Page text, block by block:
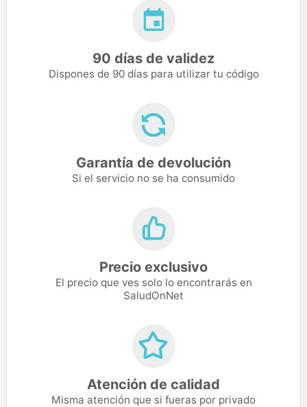
90 días de validez
Dispones de 90 días para utilizar tu código
Garantía de devolución
Si el servicio no se ha consumido
Precio exclusivo
El precio que ves solo lo encontrarás en
SaludOnNet
Atención de calidad
Misma atención que si fueras por privado